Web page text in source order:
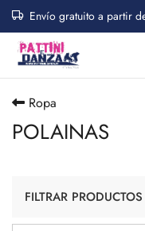
Envío gratuito a partir
Ropa
POLAINAS
FILTRAR PRODUCTOS